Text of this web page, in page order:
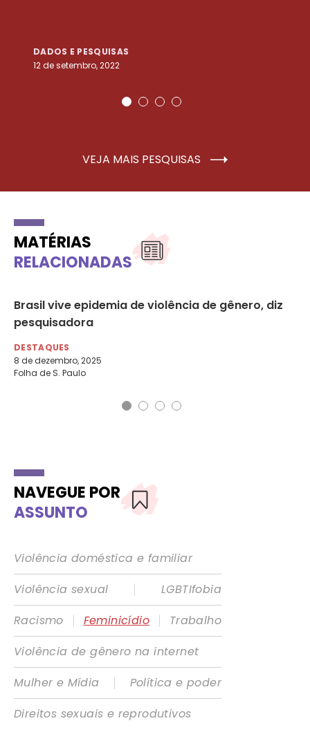
DADOS E PESQUISAS
12 de setembro, 2022
VEJA MAIS PESQUISAS
MATÉRIAS
RELACIONADAS
Brasil vive epidemia de violência de gênero, diz
pesquisadora
DESTAQUES
8 de dezembro, 2025
Folha de S. Paulo
NAVEGUE POR
ASSUNTO
Violência doméstica e familiar
Violência sexual
|
LGBTIfobia
Racismo
| Feminicídio |
Trabalho
Violência de gênero na internet
Mulher e Mídia
|
Política e poder
Direitos sexuais e reprodutivos